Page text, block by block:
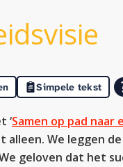
Simpele tekst
‘Samen op pad naar
alleen. We leggen
geloven dat het